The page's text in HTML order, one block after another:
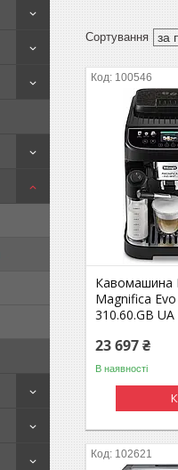
100546
Кавомашина
Magnifica
310.60.GB UA
23 697 ₴
В наявності
102621